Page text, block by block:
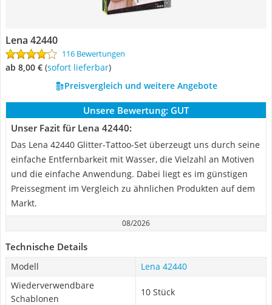
Lena 42440
116 Bewertungen
ab 8,00 € ( Sofort lieferbar)
Preisvergleich und weitere Angebote
Unsere Bewertung: GUT
Unser Fazit für Lena 42440:
Das Lena 42440 Glitter-Tattoo-Set überzeugt uns durch seine
einfache Entfernbarkeit mit Wasser, die Vielzahl an Motiven
und die einfache Anwendung. Dabei liegt es im günstigen
Preissegment im Vergleich zu ähnlichen Produkten auf dem
Markt.
08/2026
Technische Details
Modell
Lena 42440
Wiederverwendbare
Schablonen
10 Stück